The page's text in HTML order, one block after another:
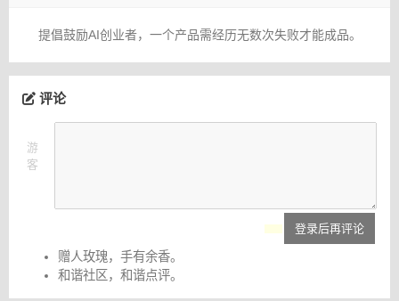
提倡鼓励AI创业者，一个产品需经历无数次失败才能成品。
评论
游
客
登录后再评论
赠人玫瑰，手有余香。
和谐社区，和谐点评。